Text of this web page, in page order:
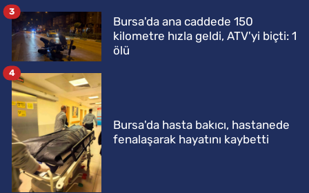
Bursa'da ana caddede 150
kilometre hızla geldi, ATV'yi biçti: 1
ölü
3
Bursa'da hasta bakıcı, hastanede
fenalaşarak hayatını kaybetti
4